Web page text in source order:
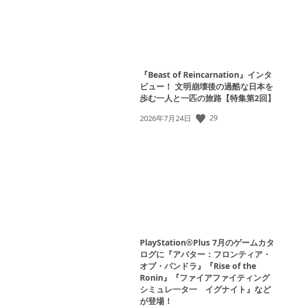
『Beast of Reincarnation』インタ
ビュー！ 文明崩壊後の過酷な日本を
歩む一人と一匹の旅路【特集第2回】
公
2026年7月24日 29
PlayStation®Plus 7月のゲームカタ
ログに『アバター：フロンティア・
オブ・パンドラ』『Rise of the
Ronin』『ファイアファイティング
シミュレ一タ一 イグナイト』など
が登場！